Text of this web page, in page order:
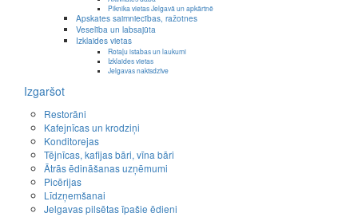
Piknika vietas Jelgavā un apkārtnē
Apskates saimniecības, ražotnes
Veselība un labsajūta
Izklaides vietas
Rotaļu istabas un laukumi
Izklaides vietas
Jelgavas naktsdzīve
Izgaršot
Restorāni
Kafejnīcas un krodziņi
Konditorejas
Tējnīcas, kafijas bāri, vīna bāri
Ātrās ēdināšanas uzņēmumi
Picērijas
Līdzņemšanai
Jelgavas pilsētas īpašie ēdieni